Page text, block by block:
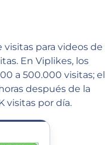
para videos de
En Viplikes, los
a 500.000 visitas; el
después de la
visitas por día.